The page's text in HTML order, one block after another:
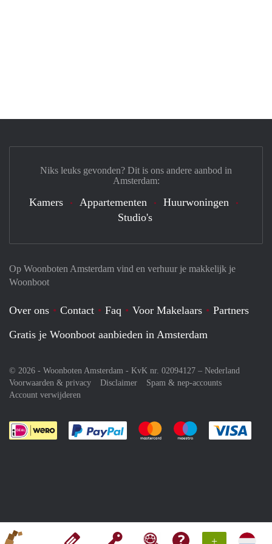
+
Op Woonboten Amsterdam vind en verhuur je makkelijk je
Woonboot
Over ons Contact Faq Voor Makelaars
Partners
Gratis je Woonboot aanbieden in Amsterdam
© 2026 - Woonboten Amsterdam - KvK nr. 02094127 – Nederland
Voorwaarden & privacy
Disclaimer
Spam & nep-accounts
Account verwijderen
Je rekent gemakkelijk af met Paypal
Je rekent gemakkelijk af met
Je rekent
Niks leuks gevonden? Dit is ons andere aanbod in
Amsterdam:
Kamers Appartementen
Huurwoningen
Studio's